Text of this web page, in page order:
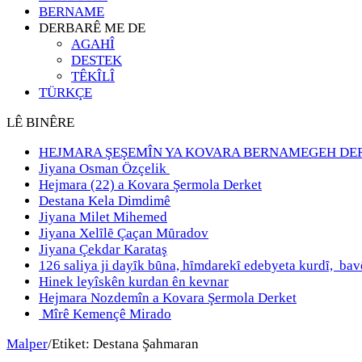
BERNAME
DERBARÊ ME DE
AGAHÎ
DESTEK
TÊKÎLÎ
TÜRKÇE
LÊ BINÊRE
HEJMARA ŞEŞEMÎN YA KOVARA BERNAMEGEH
Jiyana Osman Özçelik
Hejmara (22) a Kovara Şermola Derket
Destana Kela Dimdimê
Jiyana Milet Mihemed
Jiyana Xelȋlȇ Çaçan Mȗradov
Jiyana Çekdar Karataş
126 saliya ji dayȋk bȗna, hȋmdarekȋ edebyeta kurdȋ,
Hinek leyîskên kurdan ên kevnar
Hejmara Nozdemîn a Kovara Şermola Derket
Mîrê Kemençê Mirado
Malper/Etiket: Destana Şahmaran